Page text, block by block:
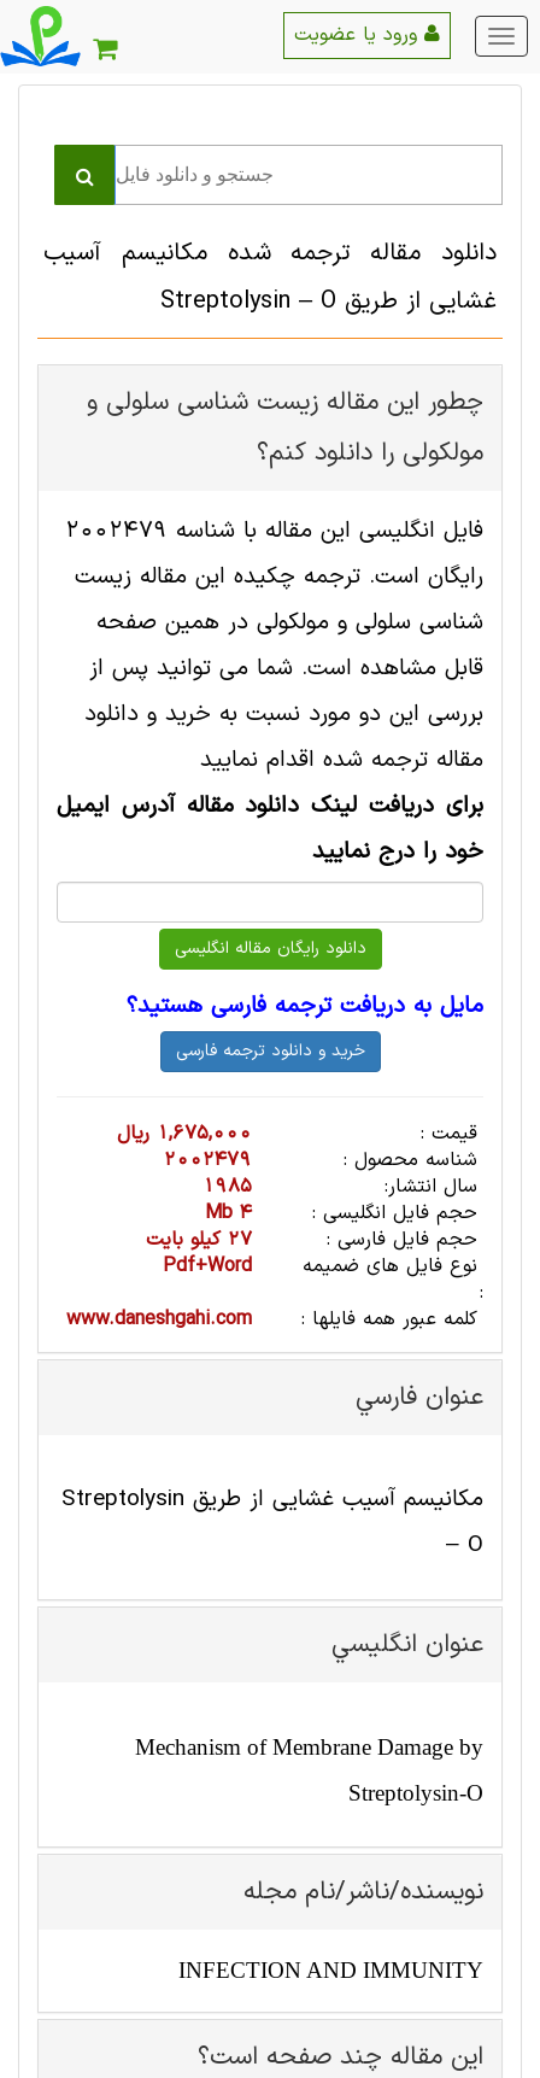
منو
اصلی
دانلود مقاله ترجمه شده مکانیسم آسیب
غشایی از طریق Streptolysin – O
چطور این مقاله زیست شناسی سلولی و
مولکولی را دانلود کنم؟
فایل انگلیسی این مقاله با شناسه 2002479
رایگان است. ترجمه چکیده این مقاله زیست
شناسی سلولی و مولکولی در همین صفحه
قابل مشاهده است. شما می توانید پس از
بررسی این دو مورد نسبت به خرید و دانلود
مقاله ترجمه شده اقدام نمایید
برای دریافت لینک دانلود مقاله آدرس ایمیل
خود را درج نمایید
مایل به دریافت ترجمه فارسی هستید؟
قیمت :
1,675,000 ریال
شناسه محصول :
2002479
سال انتشار:
1985
حجم فایل انگلیسی :
4 Mb
حجم فایل فارسی :
27 کیلو بایت
نوع فایل های ضمیمه
:
Pdf+Word
کلمه عبور همه فایلها :
www.daneshgahi.com
عنوان فارسي
مکانیسم آسیب غشایی از طریق Streptolysin
– O
عنوان انگليسي
Mechanism of Membrane Damage by
Streptolysin-O
نویسنده/ناشر/نام مجله
INFECTION AND IMMUNITY
این مقاله چند صفحه است؟